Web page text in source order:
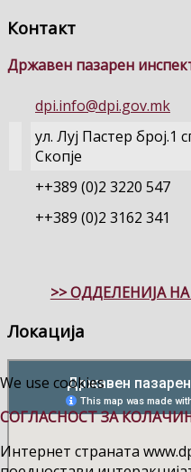
Контакт
Државен пазарен
dpi.info@dpi.gov.mk
ул. Луј Пастер број.1
Скопје
++389 (0)2 3220 547
++389 (0)2 3162 341
>> ОДДЕЛЕНИЈА
Локација
We use cookies
СОГЛАСНОСТ ЗА
Интернет страната